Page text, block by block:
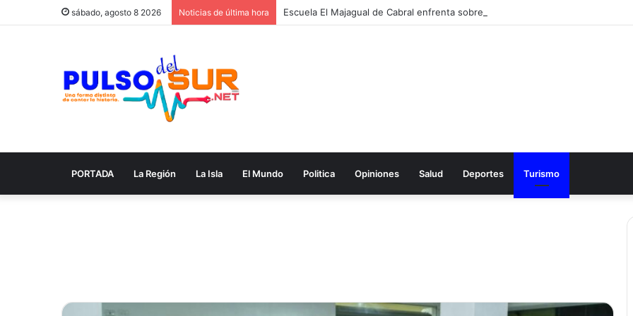
sábado, agosto 8 2026 Noticias de última hora
PORTADA La Región La Isla El Mundo Politica Opiniones Salud Deportes Turismo